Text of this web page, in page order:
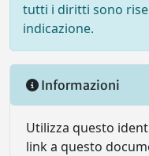
tutti i diritti sono
indicazione.
Informazioni
Utilizza questo
link a questo